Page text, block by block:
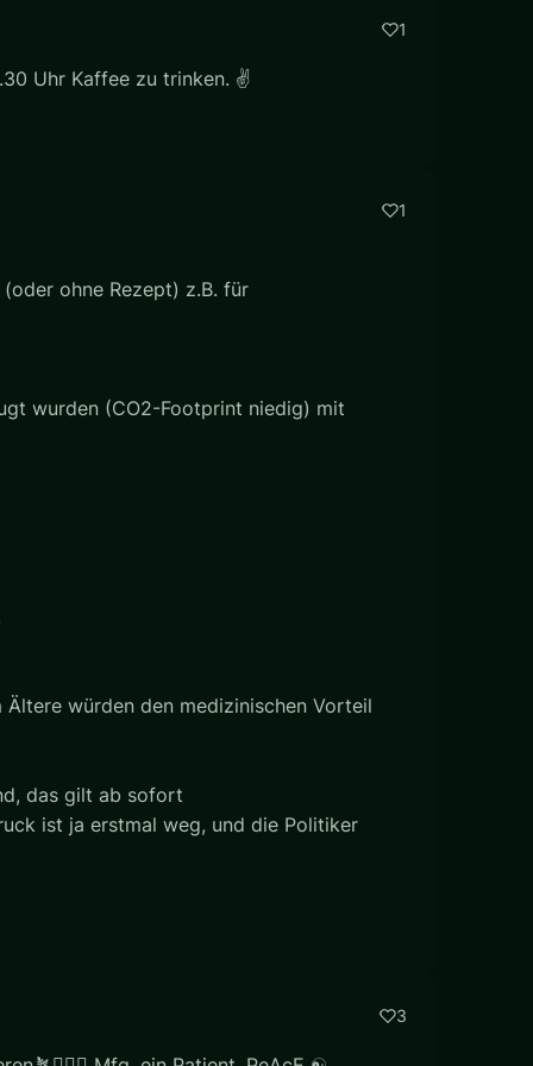
1
Uhr Kaffee zu trinken. ✌
1
ohne Rezept) z.B. für
wurden (CO2-Footprint niedig) mit
würden den medizinischen Vorteil
das gilt ab sofort
ist ja erstmal weg, und die Politiker
3